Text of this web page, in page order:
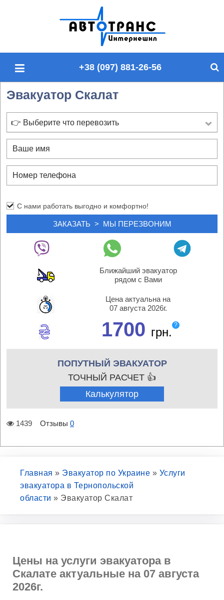
п
й
у
+38 (097) 881-26-56
Эвакуатор Скалат
👉 Выберите что перевозить
С нами работать выгодно и комфортно!
Ближайший эвакуатор
рядом с Вами
Цена актуальна на
07 августа 2026г.
1700 грн.
?
ПОПУТНЫЙ ЭВАКУАТОР
ТОЧНЫЙ РАСЧЕТ 👍
Калькулятор
1439 Отзывы 0
Главная » Эвакуатор по Украине » Услуги
эвакуатора в Тернопольской
области » Эвакуатор Скалат
Цены на услуги эвакуатора в
Скалате актуальные на 07 августа
2026г.